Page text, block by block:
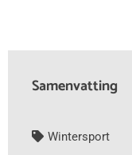
Samenvatting
Wintersport